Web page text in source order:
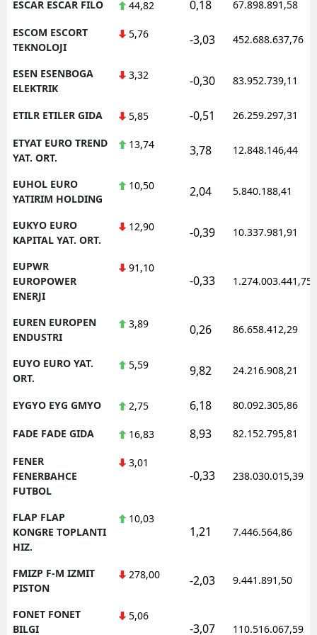
ESCAR ESCAR FILO 44,82 0,18 67.898.891,58
ESCOM ESCORT
TEKNOLOJI
5,76 -3,03 452.688.637,76
ESEN ESENBOGA
ELEKTRIK
3,32 -0,30 83.952.739,11
ETILR ETILER GIDA 5,85 -0,51 26.259.297,31
ETYAT EURO TREND
YAT. ORT.
13,74 3,78 12.848.146,44
EUHOL EURO
YATIRIM HOLDING
10,50 2,04 5.840.188,41
EUKYO EURO
KAPITAL YAT. ORT.
12,90 -0,39 10.337.981,91
EUPWR
EUROPOWER
ENERJI
91,10
-0,33 1.274.003.441,75
EUREN EUROPEN
ENDUSTRI
3,89 0,26 86.658.412,29
EUYO EURO YAT.
ORT.
5,59 9,82 24.216.908,21
EYGYO EYG GMYO 2,75 6,18 80.092.305,86
FADE FADE GIDA 16,83 8,93 82.152.795,81
FENER
FENERBAHCE
FUTBOL
3,01
-0,33 238.030.015,39
FLAP FLAP
KONGRE TOPLANTI
HIZ.
10,03
1,21 7.446.564,86
FMIZP F-M IZMIT
PISTON
278,00 -2,03 9.441.891,50
FONET FONET
BILGI
5,06
-3,07 110.516.067,59